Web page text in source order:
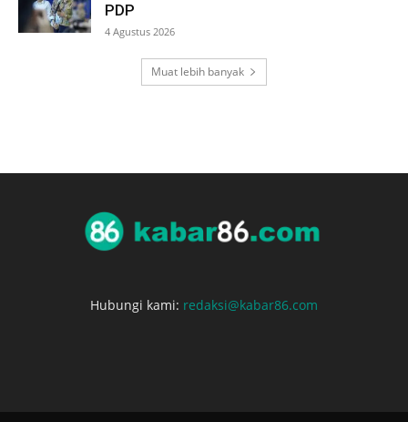
PDP
4 Agustus 2026
Muat lebih banyak
Hubungi kami: redaksi@kabar86.com